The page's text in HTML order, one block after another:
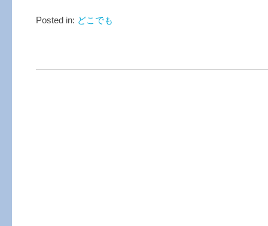
Posted in: どこでも